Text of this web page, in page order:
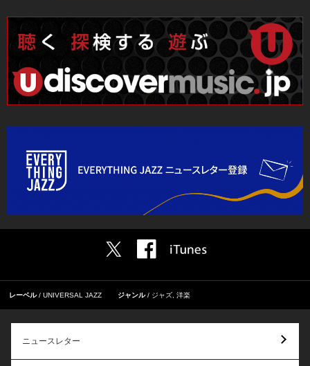
レーベル UNIVERSAL JAZZ ジャンル ジャズ 洋楽
ニュースレター